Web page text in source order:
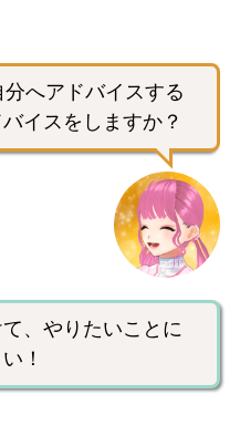
へアドバイスする
イスをしますか？
、やりたいことに
！